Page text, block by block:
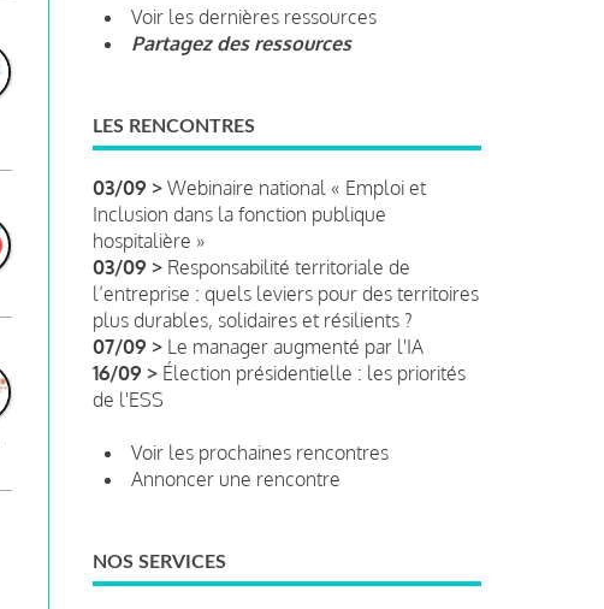
Voir les dernières ressources
Partagez des ressources
LES RENCONTRES
03/09 > Webinaire national « Emploi et
Inclusion dans la fonction publique
hospitalière »
03/09 > Responsabilité territoriale de
l’entreprise : quels leviers pour des territoires
plus durables, solidaires et résilients ?
07/09 > Le manager augmenté par l'IA
16/09 > Élection présidentielle : les priorités
de l'ESS
Voir les prochaines rencontres
Annoncer une rencontre
NOS SERVICES